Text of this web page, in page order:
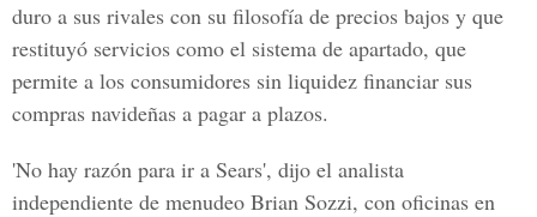
duro a sus rivales con su filosofía de precios bajos y que
restituyó servicios como el sistema de apartado, que
permite a los consumidores sin liquidez financiar sus
compras navideñas a pagar a plazos.
'No hay razón para ir a Sears', dijo el analista
independiente de menudeo Brian Sozzi, con oficinas en